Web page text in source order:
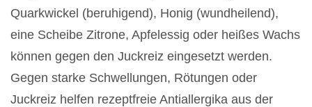
Quarkwickel (beruhigend), Honig (wundheilend),
eine Scheibe Zitrone, Apfelessig oder heißes Wachs
können gegen den Juckreiz eingesetzt werden.
Gegen starke Schwellungen, Rötungen oder
Juckreiz helfen rezeptfreie Antiallergika aus der